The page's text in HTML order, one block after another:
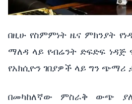
በዚሁ የስምምነት ዜና ምክንያት
ማለዳ ላይ የብሬንት ድፍድፍ ነዳጅ
የአክሲዮን ገበያዎች ላይ ግን ጭማሪ
በመካከለኛው ምስራቅ ውጭ